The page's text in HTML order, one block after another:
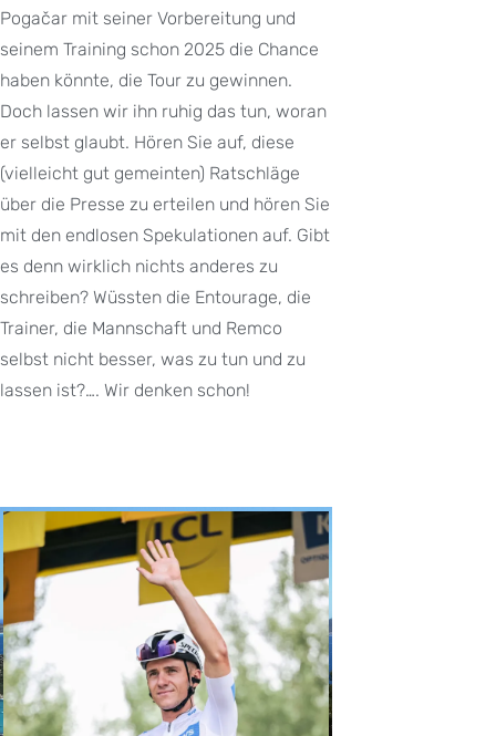
Pogačar mit seiner Vorbereitung und
seinem Training schon 2025 die Chance
haben könnte, die Tour zu gewinnen.
Doch lassen wir ihn ruhig das tun, woran
er selbst glaubt. Hören Sie auf, diese
(vielleicht gut gemeinten) Ratschläge
über die Presse zu erteilen und hören Sie
mit den endlosen Spekulationen auf. Gibt
es denn wirklich nichts anderes zu
schreiben? Wüssten die Entourage, die
Trainer, die Mannschaft und Remco
selbst nicht besser, was zu tun und zu
lassen ist?…. Wir denken schon!